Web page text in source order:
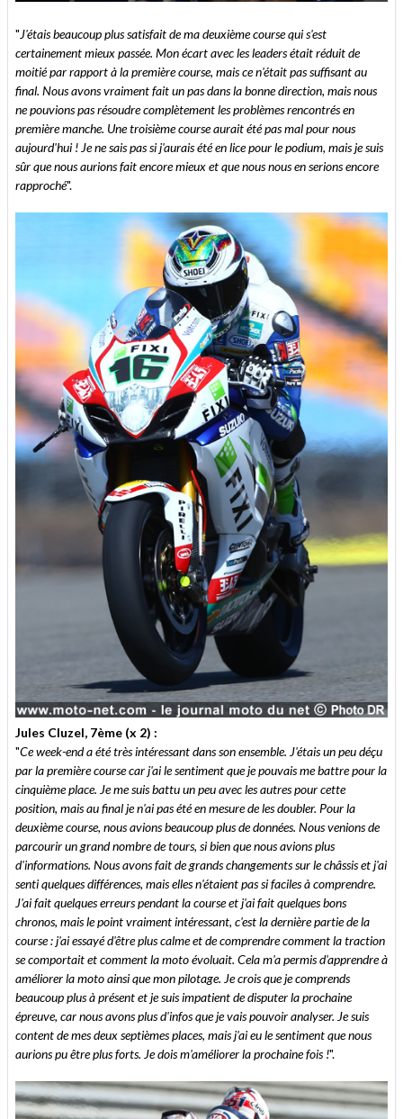
"J'étais beaucoup plus satisfait de ma deuxième course qui s'est
certainement mieux passée. Mon écart avec les leaders était réduit de
moitié par rapport à la première course, mais ce n'était pas suffisant au
final. Nous avons vraiment fait un pas dans la bonne direction, mais nous
ne pouvions pas résoudre complètement les problèmes rencontrés en
première manche. Une troisième course aurait été pas mal pour nous
aujourd'hui ! Je ne sais pas si j'aurais été en lice pour le podium, mais je suis
sûr que nous aurions fait encore mieux et que nous nous en serions encore
rapproché".
Jules Cluzel, 7ème (x 2) :
"Ce week-end a été très intéressant dans son ensemble. J'étais un peu déçu
par la première course car j'ai le sentiment que je pouvais me battre pour la
cinquième place. Je me suis battu un peu avec les autres pour cette
position, mais au final je n'ai pas été en mesure de les doubler. Pour la
deuxième course, nous avions beaucoup plus de données. Nous venions de
parcourir un grand nombre de tours, si bien que nous avions plus
d'informations. Nous avons fait de grands changements sur le châssis et j'ai
senti quelques différences, mais elles n'étaient pas si faciles à comprendre.
J'ai fait quelques erreurs pendant la course et j'ai fait quelques bons
chronos, mais le point vraiment intéressant, c'est la dernière partie de la
course : j'ai essayé d'être plus calme et de comprendre comment la traction
se comportait et comment la moto évoluait. Cela m'a permis d'apprendre à
améliorer la moto ainsi que mon pilotage. Je crois que je comprends
beaucoup plus à présent et je suis impatient de disputer la prochaine
épreuve, car nous avons plus d'infos que je vais pouvoir analyser. Je suis
content de mes deux septièmes places, mais j'ai eu le sentiment que nous
aurions pu être plus forts. Je dois m'améliorer la prochaine fois !".